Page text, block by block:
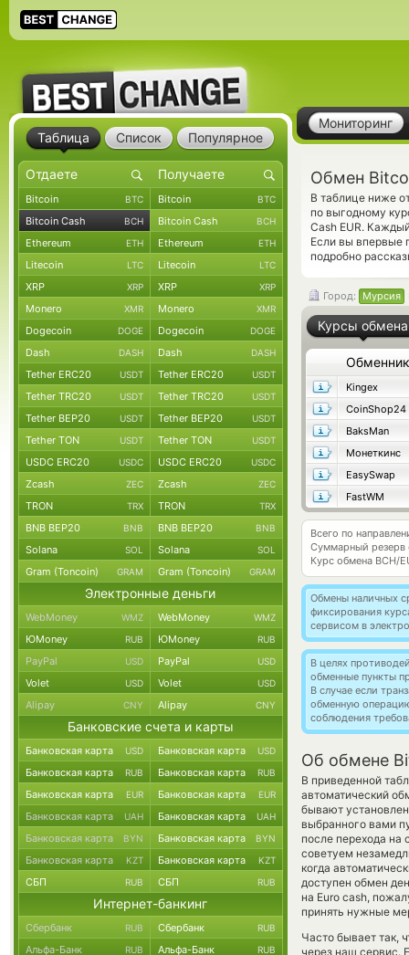
Мониторинг
Обмен
В таблице ниже
по выгодному
Cash EUR.
Если вы впервые
подробно
Город: Мурсия
Курсы обмена
Обменник
Kingex
CoinShop24
BaksMan
Монеткинс
EasySwap
FastWM
Всего по
Суммарный резерв
Курс обмена BCH/
Обмены наличных
фиксирования
сервисом в
В целях
обменные пункты
В случае если
обменную
соблюдения
Об обмене
В приведенной
автоматический
бывают
выбранного вами
после перехода
советуем
когда
доступен обмен
на Euro cash,
принять нужные
Часто бывает так,
через наш сервис.
Таблица Список Популярное
Bitcoin BTC Bitcoin BTC
Bitcoin Cash BCH Bitcoin Cash BCH
Ethereum ETH Ethereum ETH
Litecoin LTC Litecoin LTC
XRP XRP XRP XRP
Monero XMR Monero XMR
Dogecoin DOGE Dogecoin DOGE
Dash DASH Dash DASH
Tether ERC20 USDT Tether ERC20 USDT
Tether TRC20 USDT Tether TRC20 USDT
Tether BEP20 USDT Tether BEP20 USDT
Tether TON USDT Tether TON USDT
USDC ERC20 USDC USDC ERC20 USDC
Zcash ZEC Zcash ZEC
TRON TRX TRON TRX
BNB BEP20 BNB BNB BEP20 BNB
Solana SOL Solana SOL
Gram (Toncoin) GRAM Gram (Toncoin) GRAM
Электронные деньги
WebMoney WMZ WebMoney WMZ
ЮMoney RUB ЮMoney RUB
PayPal USD PayPal USD
Volet USD Volet USD
Alipay CNY Alipay CNY
Банковские счета и карты
Банковская карта USD Банковская карта USD
Банковская карта RUB Банковская карта RUB
Банковская карта EUR Банковская карта EUR
Банковская карта UAH Банковская карта UAH
Банковская карта BYN Банковская карта BYN
Банковская карта KZT Банковская карта KZT
СБП RUB СБП RUB
Интернет-банкинг
Сбербанк RUB Сбербанк RUB
Альфа-Банк RUB Альфа-Банк RUB